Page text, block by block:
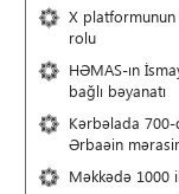
X platformunun
rolu
HƏMAS-ın
bağlı bəyanatı
Kərbəlada
Ərbaəin
Məkkədə 1000